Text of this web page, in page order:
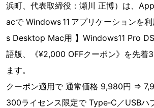
浜町、代表取締役：瀬川 正博）は、
acで Windows 11 アプリケーションを
s Desktop Mac用 】Windows11 Pro
語版、《¥2,000 OFFクーポン》を先着
ます。
クーポン適用で 通常価格 9,980円 ⇒
300ライセンス限定で Type‑C／USBハ